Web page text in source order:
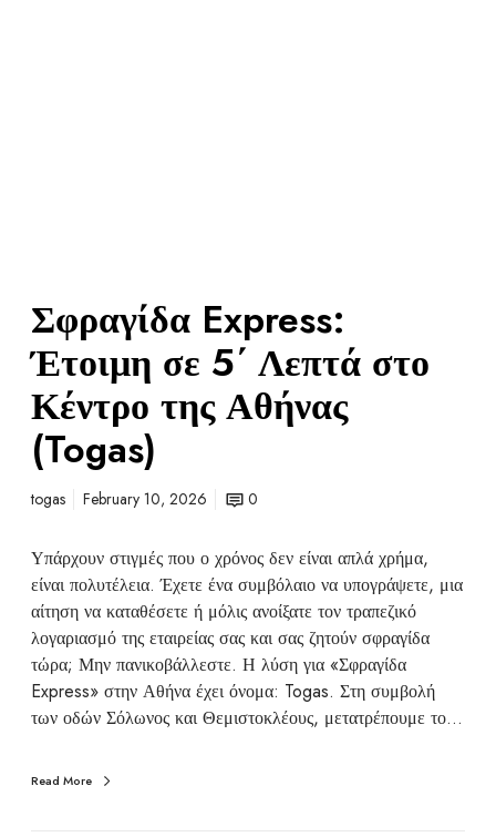
Σφραγίδα Express:
Έτοιμη σε 5΄ Λεπτά στο
Κέντρο της Αθήνας
(Togas)
togas February 10, 2026 0
Υπάρχουν στιγμές που ο χρόνος δεν είναι απλά χρήμα,
είναι πολυτέλεια. Έχετε ένα συμβόλαιο να υπογράψετε, μια
αίτηση να καταθέσετε ή μόλις ανοίξατε τον τραπεζικό
λογαριασμό της εταιρείας σας και σας ζητούν σφραγίδα
τώρα; Μην πανικοβάλλεστε. Η λύση για «Σφραγίδα
Express» στην Αθήνα έχει όνομα: Togas. Στη συμβολή
των οδών Σόλωνος και Θεμιστοκλέους, μετατρέπουμε το…
Read More